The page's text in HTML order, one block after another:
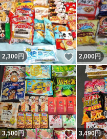
2,300円 いいね！
2,000円
3,500円 いいね！
3,490円